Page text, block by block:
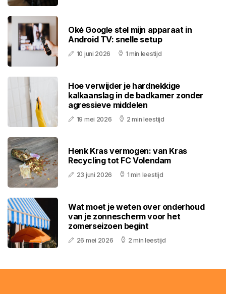
Oké Google stel mijn apparaat in
Android TV: snelle setup
10 juni 2026 1 min leestijd
Hoe verwijder je hardnekkige
kalkaanslag in de badkamer zonder
agressieve middelen
19 mei 2026 2 min leestijd
Henk Kras vermogen: van Kras
Recycling tot FC Volendam
23 juni 2026 1 min leestijd
Wat moet je weten over onderhoud
van je zonnescherm voor het
zomerseizoen begint
26 mei 2026 2 min leestijd